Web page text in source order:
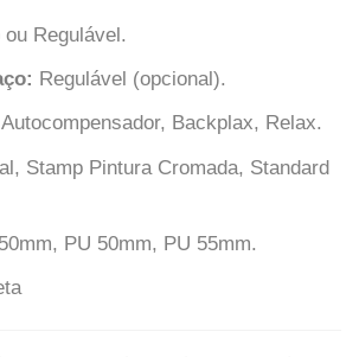
ou Regulável.
Regulável (opcional).
Autocompensador, Backplax, Relax.
Stamp Pintura Cromada, Standard
PU 50mm, PU 55mm.